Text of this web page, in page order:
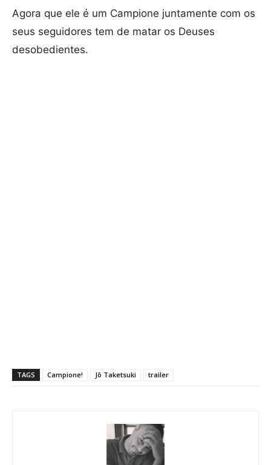
Agora que ele é um Campione juntamente com os
seus seguidores tem de matar os Deuses
desobedientes.
TAGS Campione! Jō Taketsuki trailer